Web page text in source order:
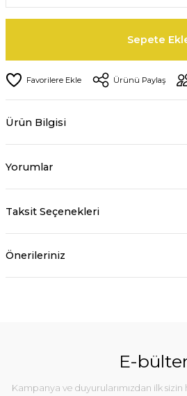
Sepete
Ürünü Paylaş
Ürün Bilgisi
Yorumlar
Taksit Seçenekleri
Önerileriniz
E-
Kampanya ve duyurularımızdan ilk